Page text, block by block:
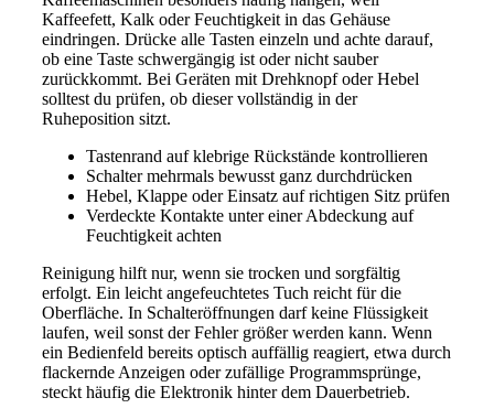
Kaffeefett, Kalk oder Feuchtigkeit in das Gehäuse
eindringen. Drücke alle Tasten einzeln und achte darauf,
ob eine Taste schwergängig ist oder nicht sauber
zurückkommt. Bei Geräten mit Drehknopf oder Hebel
solltest du prüfen, ob dieser vollständig in der
Ruheposition sitzt.
Tastenrand auf klebrige Rückstände kontrollieren
Schalter mehrmals bewusst ganz durchdrücken
Hebel, Klappe oder Einsatz auf richtigen Sitz prüfen
Verdeckte Kontakte unter einer Abdeckung auf
Feuchtigkeit achten
Reinigung hilft nur, wenn sie trocken und sorgfältig
erfolgt. Ein leicht angefeuchtetes Tuch reicht für die
Oberfläche. In Schalteröffnungen darf keine Flüssigkeit
laufen, weil sonst der Fehler größer werden kann. Wenn
ein Bedienfeld bereits optisch auffällig reagiert, etwa durch
flackernde Anzeigen oder zufällige Programmsprünge,
steckt häufig die Elektronik hinter dem Dauerbetrieb.